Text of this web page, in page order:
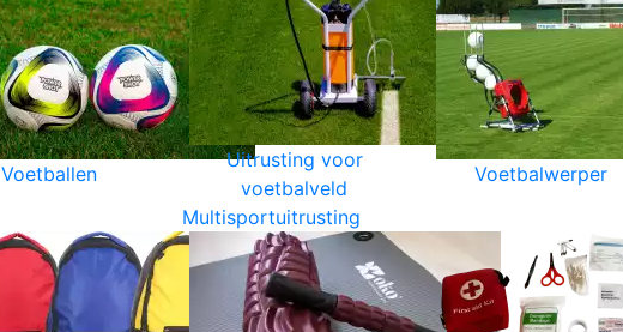
Voetballen
Uitrusting voor
voetbalveld
Voetbalwerper
Multisportuitrusting